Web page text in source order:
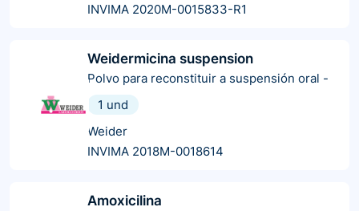
INVIMA 2020M-0015833-R1
Weidermicina suspension
Polvo para reconstituir a suspensión oral -
1 und
Weider
INVIMA 2018M-0018614
Amoxicilina